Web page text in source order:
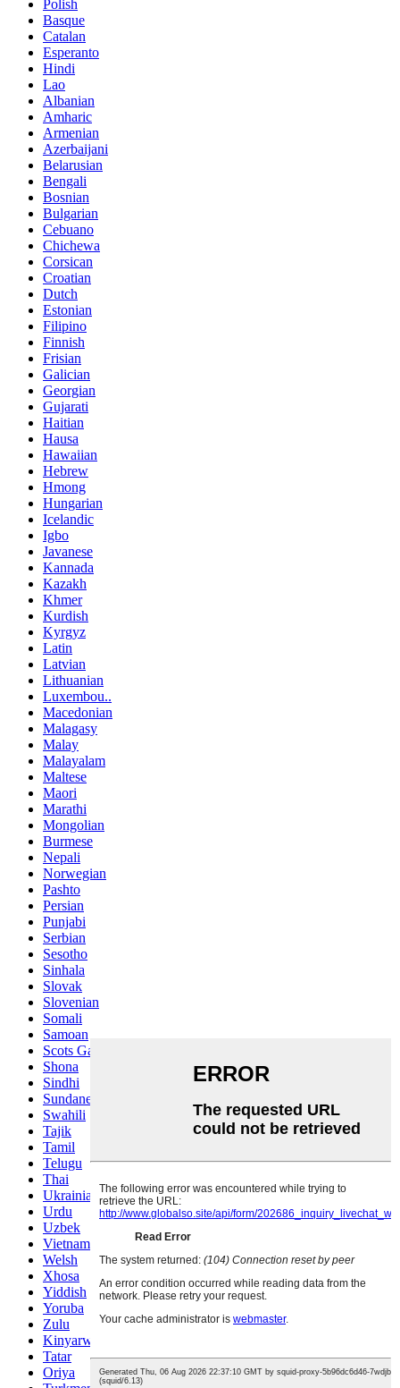
Polish
Basque
Catalan
Esperanto
Hindi
Lao
Albanian
Amharic
Armenian
Azerbaijani
Belarusian
Bengali
Bosnian
Bulgarian
Cebuano
Chichewa
Corsican
Croatian
Dutch
Estonian
Filipino
Finnish
Frisian
Galician
Georgian
Gujarati
Haitian
Hausa
Hawaiian
Hebrew
Hmong
Hungarian
Icelandic
Igbo
Javanese
Kannada
Kazakh
Khmer
Kurdish
Kyrgyz
Latin
Latvian
Lithuanian
Luxembou..
Macedonian
Malagasy
Malay
Malayalam
Maltese
Maori
Marathi
Mongolian
Burmese
Nepali
Norwegian
Pashto
Persian
Punjabi
Serbian
Sesotho
Sinhala
Slovak
Slovenian
Somali
Samoan
Scots Gaelic
Shona
Sindhi
Sundanese
Swahili
Tajik
Tamil
Telugu
Thai
Ukrainian
Urdu
Uzbek
Vietnamese
Welsh
Xhosa
Yiddish
Yoruba
Zulu
Kinyarwanda
Tatar
Oriya